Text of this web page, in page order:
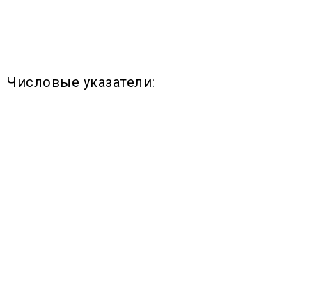
Числовые указатели: